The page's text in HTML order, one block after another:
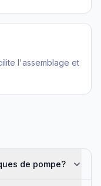
l'assemblage et
de pompe?